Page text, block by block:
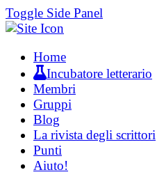
Toggle Side Panel
Home
Incubatore letterario
Membri
Gruppi
Blog
La rivista degli scrittori
Punti
Aiuto!